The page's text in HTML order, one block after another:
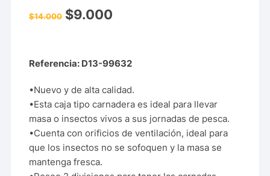
$14.000 $9.000
Referencia: D13-99632
•Nuevo y de alta calidad.
•Esta caja tipo carnadera es ideal para llevar
masa o insectos vivos a sus jornadas de pesca.
•Cuenta con orificios de ventilación, ideal para
que los insectos no se sofoquen y la masa se
mantenga fresca.